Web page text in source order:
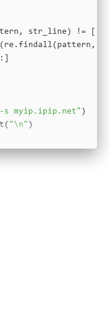
str_line) != []:
:]
myip.ipip.net" )
"\n" )